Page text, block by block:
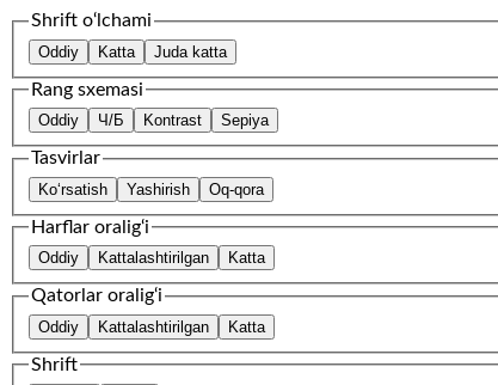
Shrift o‘lchami
Oddiy Katta Juda katta
Rang sxemasi
Oddiy Ч/Б Kontrast Sepiya
Tasvirlar
Ko‘rsatish Yashirish Oq-qora
Harflar oralig‘i
Oddiy Kattalashtirilgan Katta
Qatorlar oralig‘i
Oddiy Kattalashtirilgan Katta
Shrift